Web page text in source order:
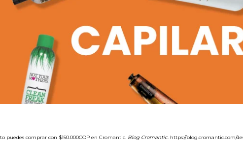
puedes comprar con $150.000COP en Cromantic. Blog Cromantic. https://blog.cromantic.com/